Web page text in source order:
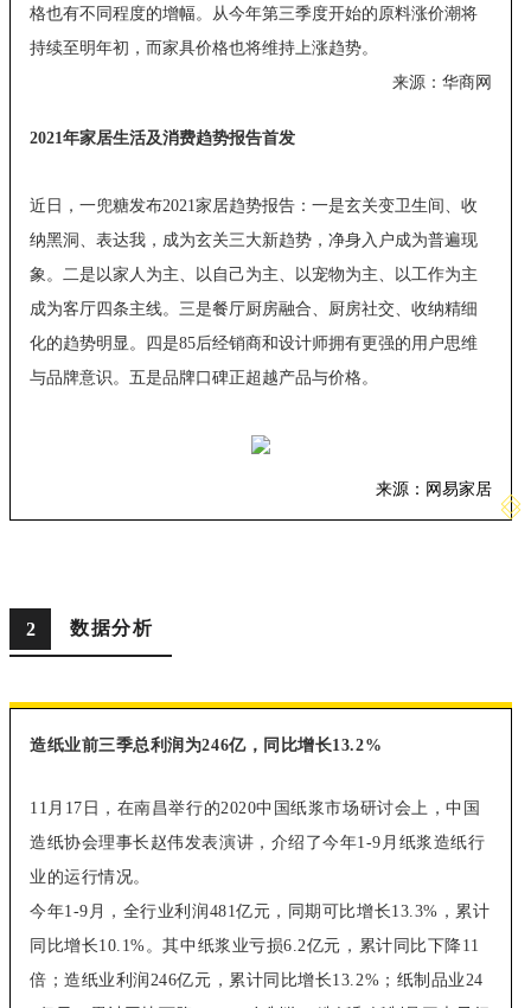
格也有不同程度的增幅。从今年第三季度开始的原料涨价潮将
持续至明年初，而家具价格也将维持上涨趋势。
来源：华商网
2021年家居生活及消费趋势报告首发
近日，一兜糖发布2021家居趋势报告：一是玄关变卫生间、收
纳黑洞、表达我，成为玄关三大新趋势，净身入户成为普遍现
象。二是以家人为主、以自己为主、以宠物为主、以工作为主
成为客厅四条主线。三是餐厅厨房融合、厨房社交、收纳精细
化的趋势明显。四是85后经销商和设计师拥有更强的用户思维
与品牌意识。五是品牌口碑正超越产品与价格。
来源： 网易家居
2 数据分析
造纸业前三季总利润为246亿，同比增长13.2%
11月17日，在南昌举行的2020中国纸浆市场研讨会上，中国
造纸协会理事长赵伟发表演讲，介绍了今年1-9月纸浆造纸行
业的运行情况。
今年1-9月，全行业利润481亿元，同期可比增长13.3%，累计
同比增长10.1%。其中纸浆业亏损6.2亿元，累计同比下降11
倍；造纸业利润246亿元，累计同比增长13.2%；纸制品业24